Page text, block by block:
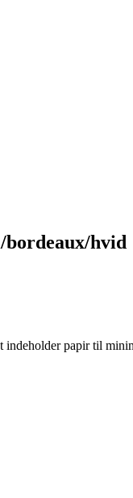
hvid
papir til